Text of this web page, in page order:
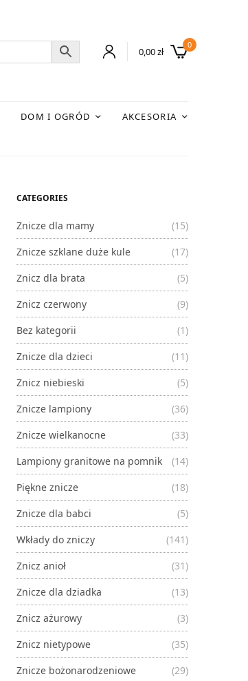
0,00zł
0
DOM I OGRÓD
AKCESORIA
CATEGORIES
Znicze dla mamy
(15)
Znicze szklane duże kule
(17)
Znicz dla brata
(5)
Znicz czerwony
(9)
Bez kategorii
(1)
Znicze dla dzieci
(11)
Znicz niebieski
(5)
Znicze lampiony
(36)
Znicze wielkanocne
(33)
Lampiony granitowe na pomnik
(14)
Piękne znicze
(18)
Znicze dla babci
(5)
Wkłady do zniczy
(141)
Znicz anioł
(31)
Znicze dla dziadka
(13)
Znicz ażurowy
(3)
Znicz nietypowe
(35)
Znicze bożonarodzeniowe
(29)